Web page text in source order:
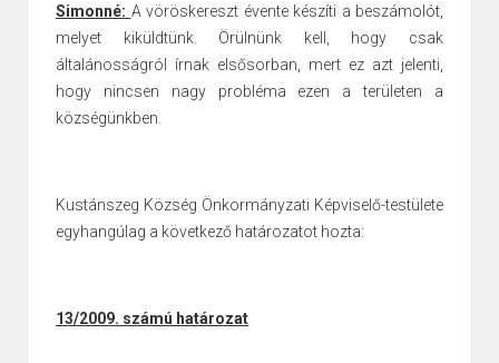
Simonné: A vöröskereszt évente készíti a beszámolót,
melyet kiküldtünk. Örülnünk kell, hogy csak
általánosságról írnak elsősorban, mert ez azt jelenti,
hogy nincsen nagy probléma ezen a területen a
községünkben.
Kustánszeg Község Önkormányzati Képviselő-testülete
egyhangúlag a következő határozatot hozta:
13/2009. számú határozat